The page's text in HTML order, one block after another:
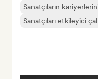
Sanatçıların
Sanatçıları etkileyici